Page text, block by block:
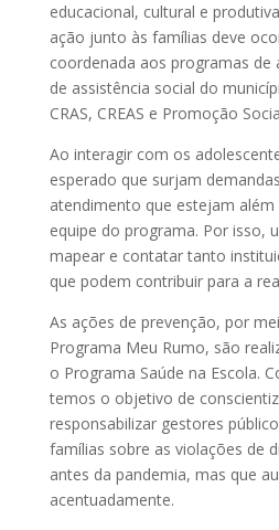
educacional, cultural e
ação junto às famílias deve
coordenada aos programas de
de assistência social do
CRAS, CREAS e Promoção
Ao interagir com os
esperado que surjam
atendimento que estejam além
equipe do programa. Por isso,
mapear e contatar tanto
que podem contribuir para a
As ações de prevenção, por
Programa Meu Rumo, são
o Programa Saúde na Escola.
temos o objetivo de
responsabilizar gestores
famílias sobre as violações de
antes da pandemia, mas que
acentuadamente.